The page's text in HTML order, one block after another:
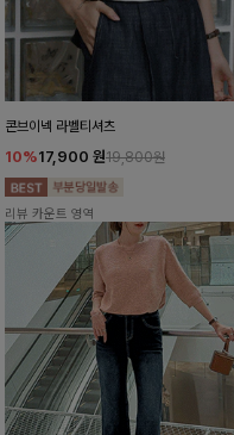
콘브이넥 라벨티셔츠
10%17,900 원19,800원
리뷰 카운트 영역